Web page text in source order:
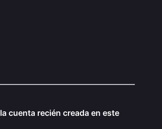
cuenta recién creada en este